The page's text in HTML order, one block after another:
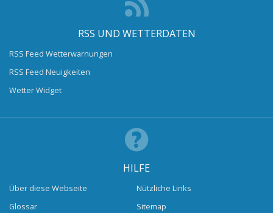
RSS UND WETTERDATEN
RSS Feed Wetterwarnungen
RSS Feed Neuigkeiten
Wetter Widget
HILFE
Über diese Webseite
Glossar
Nützliche Links
Sitemap